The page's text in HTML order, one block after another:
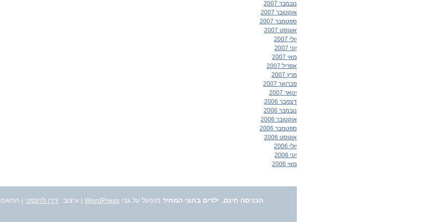
נובמבר 2007
אוקטובר 2007
ספטמבר 2007
אוגוסט 2007
יולי 2007
יוני 2007
מאי 2007
אפריל 2007
מרץ 2007
פברואר 2007
ינואר 2007
דצמבר 2006
נובמבר 2006
אוקטובר 2006
ספטמבר 2006
אוגוסט 2006
יולי 2006
יוני 2006
מאי 2006
הכניסה חינם, ילדים בחצי המחיר מופעל על גבי WordPress
| עיצוב: ירדן לוינסקי |